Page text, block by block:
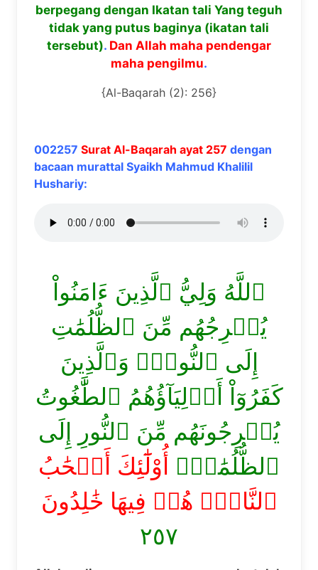
berpegang dengan Ikatan tali Yang teguh
tidak yang putus baginya (ikatan tali
tersebut). Dan Allah maha pendengar
maha pengilmu.
{Al-Baqarah (2): 256}
002257 Surat Al-Baqarah ayat 257 dengan
bacaan murattal Syaikh Mahmud Khalilil
Hushariy:
ٱللَّهُ وَلِيُّ ٱلَّذِينَ ءَامَنُواْ
يُخۡرِجُهُم مِّنَ ٱلظُّلُمَٰتِ
إِلَى ٱلنُّورِۖ وَٱلَّذِينَ
كَفَرُوٓاْ أَوۡلِيَآؤُهُمُ ٱلطَّٰغُوتُ
يُخۡرِجُونَهُم مِّنَ ٱلنُّورِ إِلَى
ٱلظُّلُمَٰتِۗ أُوْلَٰٓئِكَ أَصۡحَٰبُ
ٱلنَّارِۖ هُمۡ فِيهَا خَٰلِدُونَ
٢٥٧